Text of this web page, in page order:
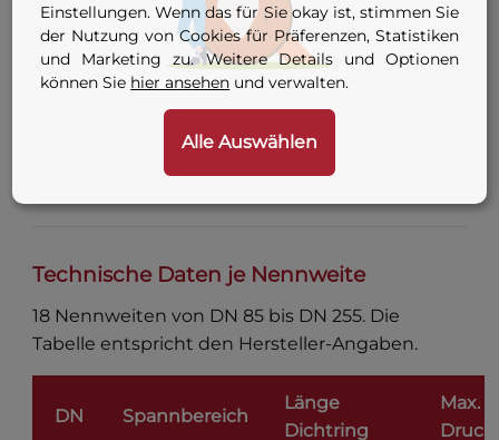
Anschluss
9 Varianten — siehe
Konfigurator-Tabelle
oben
Innengewinde
G ½″ / G ¾″ / G 1″ (je nach
Technische Daten je Nennweite
18 Nennweiten von DN 85 bis DN 255. Die
Tabelle entspricht den Hersteller-Angaben.
DN Spannbereich
Länge
Dichtring
Max.
Druck
Einstellungen. Wenn das für Sie okay ist, stimmen Sie
der Nutzung von Cookies für Präferenzen, Statistiken
und Marketing zu. Weitere Details und Optionen
können Sie hier ansehen und verwalten.
Alle Auswählen